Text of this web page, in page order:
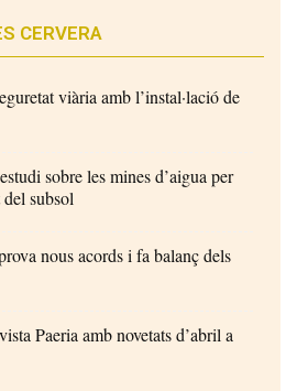
CERVERA
viària amb l’instal·lació de
sobre les mines d’aigua per
subsol
nous acords i fa balanç dels
Paeria amb novetats d’abril a